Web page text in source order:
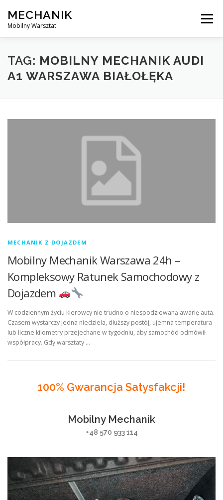
content
MECHANIK
Mobilny Warsztat
Menu
MOBILNY MECHANIK ELEKTRYK SAMOCHODOWY
TAG: MOBILNY MECHANIK AUDI
A1 WARSZAWA BIAŁOŁĘKA
MECHANIK Z DOJAZDEM
Mobilny Mechanik Warszawa 24h –
Kompleksowy Ratunek Samochodowy z
Dojazdem
W codziennym życiu kierowcy nie trudno o niespodziewaną awarię auta.
Czasem wystarczy jedna niedziela, dłuższy postój, ujemna temperatura
lub liczne kilometry przejechane w tygodniu, aby samochód odmówił
współpracy. Gdy warsztaty …
100% Gwarancja Satysfakcji!
Mobilny Mechanik
+48 570 933 114